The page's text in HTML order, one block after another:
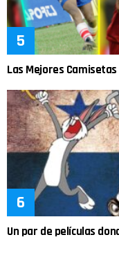
Las Mejores
Un par de películas